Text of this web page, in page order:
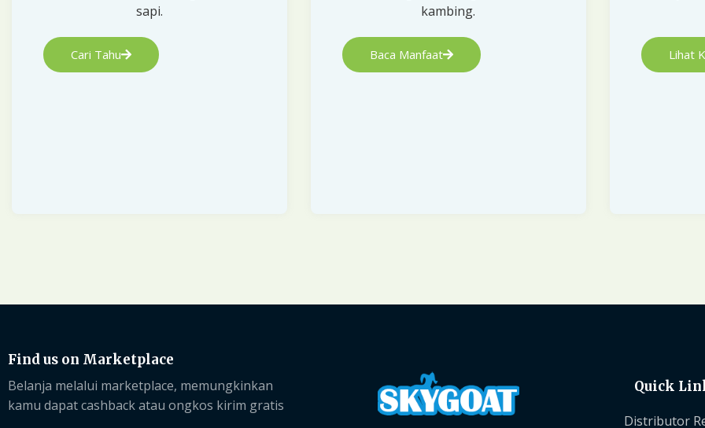
sapi.
Cari Tahu
kambing.
Baca Manfaat Lihat
Find us on Marketplace
Belanja melalui marketplace, memungkinkan
kamu dapat cashback atau ongkos kirim gratis
Quick
Distributor